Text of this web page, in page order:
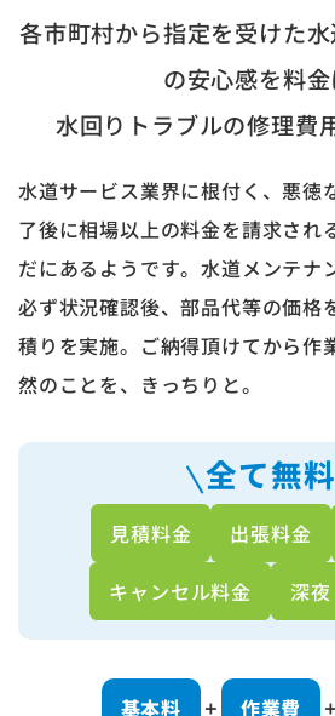
各市町村から指定を受けた
の安心感を料金
水回りトラブルの修理費
水道サービス業界に根付く、悪徳
了後に相場以上の料金を請求され
だにあるようです。水道メンテナ
必ず状況確認後、部品代等の価格
積りを実施。ご納得頂けてから作
然のことを、きっちりと。
見積料金 出張料金
キャンセル料金
深
全て無料
基本料 ＋ 作業費 ＋